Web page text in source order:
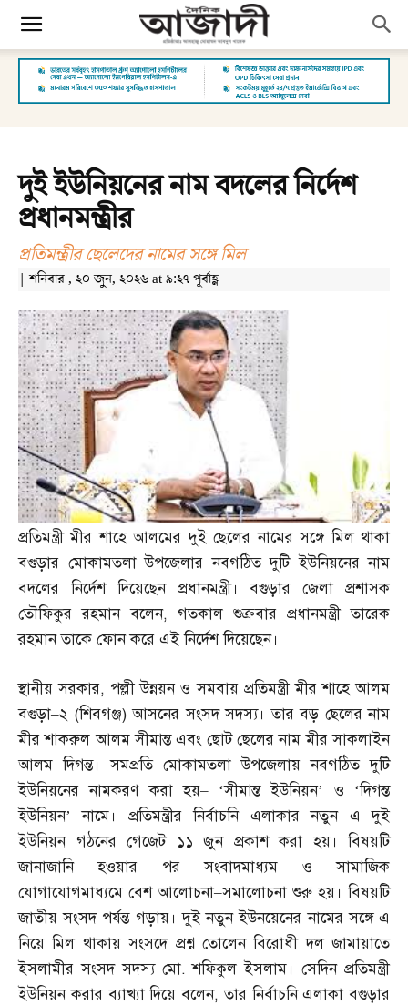
দুই ইউনিয়নের নাম বদলের নির্দেশ
প্রধানমন্ত্রীর
প্রতিমন্ত্রীর ছেলেদের নামের সঙ্গে মিল
| শনিবার , ২০ জুন, ২০২৬ at ৯:২৭ পূর্বাহ্ণ
প্রতিমন্ত্রী মীর শাহে আলমের দুই ছেলের নামের সঙ্গে মিল থাকা
বগুড়ার মোকামতলা উপজেলার নবগঠিত দুটি ইউনিয়নের নাম
বদলের নির্দেশ দিয়েছেন প্রধানমন্ত্রী। বগুড়ার জেলা প্রশাসক
তৌফিকুর রহমান বলেন, গতকাল শুক্রবার প্রধানমন্ত্রী তারেক
রহমান তাকে ফোন করে এই নির্দেশ দিয়েছেন।
স্থানীয় সরকার, পল্লী উন্নয়ন ও সমবায় প্রতিমন্ত্রী মীর শাহে আলম
বগুড়া–২ (শিবগঞ্জ)আসনের সংসদ সদস্য। তার বড় ছেলের নাম
মীর শাকরুল আলম সীমান্ত এবং ছোট ছেলের নাম মীর সাকলাইন
আলম দিগন্ত। সমপ্রতি মোকামতলা উপজেলায় নবগঠিত দুটি
ইউনিয়নের নামকরণ করা হয়– ‘সীমান্ত ইউনিয়ন’ ও ‘দিগন্ত
ইউনিয়ন’ নামে। প্রতিমন্ত্রীর নির্বাচনি এলাকার নতুন এ দুই
ইউনিয়ন গঠনের গেজেট ১১ জুন প্রকাশ করা হয়। বিষয়টি
জানাজানি হওয়ার পর সংবাদমাধ্যম ও সামাজিক
যোগাযোগমাধ্যমে বেশ আলোচনা–সমালোচনা শুরু হয়। বিষয়টি
জাতীয় সংসদ পর্যন্ত গড়ায়। দুই নতুন ইউনয়েনের নামের সঙ্গে এ
নিয়ে মিল থাকায় সংসদে প্রশ্ন তোলেন বিরোধী দল জামায়াতে
ইসলামীর সংসদ সদস্য মো.শফিকুল ইসলাম। সেদিন প্রতিমন্ত্রী
ইউনিয়ন করার ব্যাখ্যা দিয়ে বলেন,তার নির্বাচনি এলাকা বগুড়ার